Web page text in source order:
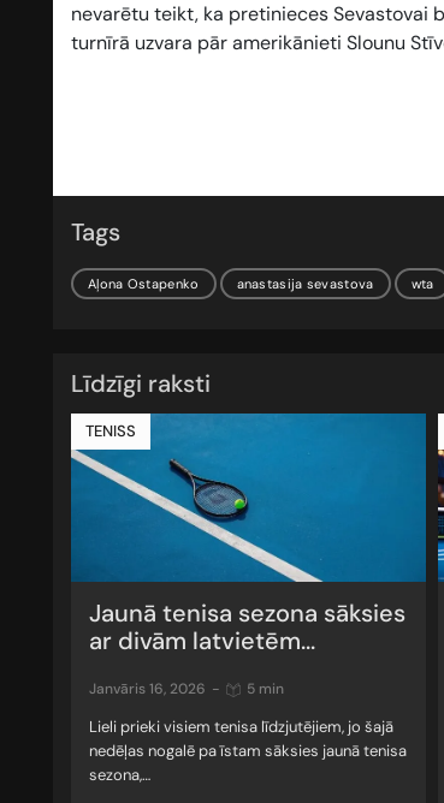
nevarētu teikt, ka pretinieces Sevastovai
turnīrā uzvara pār amerikānieti Slounu
Tags
Aļona Ostapenko anastasija sevastova wta
Līdzīgi raksti
TENISS
Jaunā tenisa sezona sāksies
ar divām latvietēm...
janvāris 16, 2026 - 5 min
Lieli prieki visiem tenisa līdzjutējiem, jo šajā
nedēļas nogalē pa īstam sāksies jaunā tenisa
sezona,…